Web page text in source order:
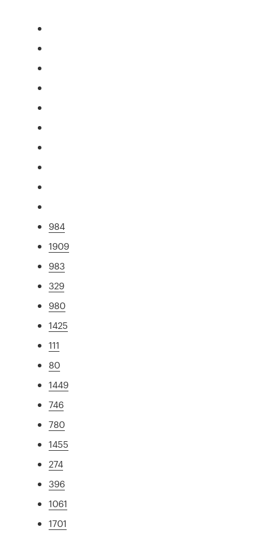
984
1909
983
329
980
1425
111
80
1449
746
780
1455
274
396
1061
1701